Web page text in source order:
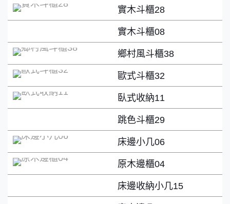
實木斗櫃28
實木斗櫃08
鄉村風斗櫃38
歐式斗櫃32
臥式收納11
跳色斗櫃29
床邊小几06
原木邊櫃04
床邊收納小几15